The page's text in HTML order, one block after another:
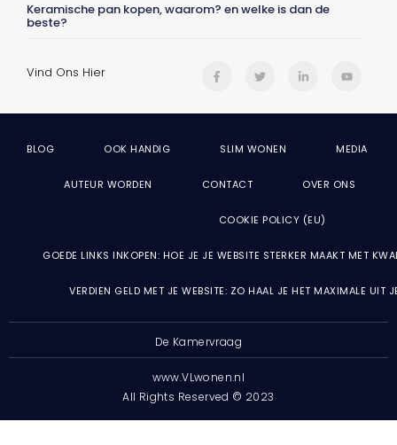
Keramische pan kopen, waarom? en welke is dan de
beste?
Vind Ons Hier
BLOG OOK HANDIG SLIM WONEN MEDIA
AUTEUR WORDEN CONTACT OVER ONS
COOKIE POLICY (EU)
GOEDE LINKS INKOPEN: HOE JE JE WEBSITE STERKER MAAKT MET
VERDIEN GELD MET JE WEBSITE: ZO HAAL JE HET MAXIMALE UIT
De Kamervraag
www.VLwonen.nl
All Rights Reserved © 2023